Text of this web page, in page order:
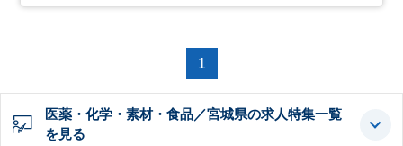
1
医薬・化学・素材・食品／宮城県の求人特集一覧
を見る